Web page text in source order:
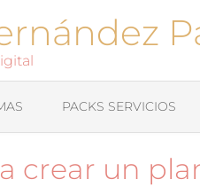
PACKS SERVICIOS
crear un